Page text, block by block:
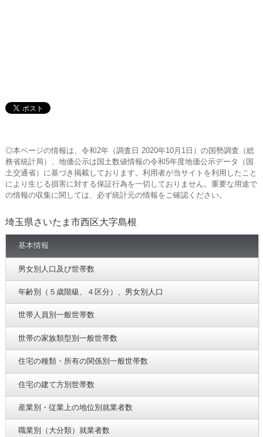
◎本ページの情報は、令和2年（調査日 2020年10月1日）の国勢調査（総
務省統計局）、地価公示は国土数値情報の令和5年度地価公示データ（国
土交通省）に基づき掲載しております。利用者が当サイトを利用したこと
により生じる損害に対する保証行為を一切しておりません。重要な用途で
の情報の収集に関しては、必ず統計元の情報をご確認ください。
埼玉県さいたま市西区大字島根
基本情報
男女別人口及び世帯数
年齢別（５歳階級、４区分）、男女別人口
世帯人員別一般世帯数
世帯の家族類型別一般世帯数
住宅の種類・所有の関係別一般世帯数
住宅の建て方別世帯数
産業別・従業上の地位別就業者数
職業別（大分類）就業者数